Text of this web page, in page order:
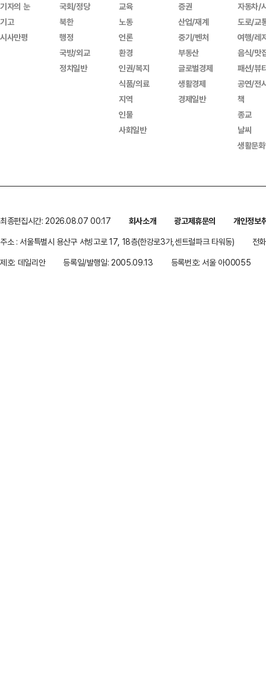
기자의 눈
기고
시사만평
국회/정당
북한
행정
국방/외교
정치일반
교육
노동
언론
환경
인권/복지
식품/의료
지역
인물
사회일반
증권
산업/재계
중기/벤처
부동산
글로벌경제
생활경제
경제일반
자동차/
도로/교
여행/레
음식/맛
패션/뷰
공연/전
책
종교
날씨
생활문
최종편집시간: 2026.08.07 00:17 회사소개 광고제휴문의
개인정보
주소 : 서울특별시 용산구 서빙고로 17, 18층(한강로3가,센트럴파크 타워동)
전
제호: 데일리안
등록일/발행일: 2005.09.13 등록번호: 서울 아00055